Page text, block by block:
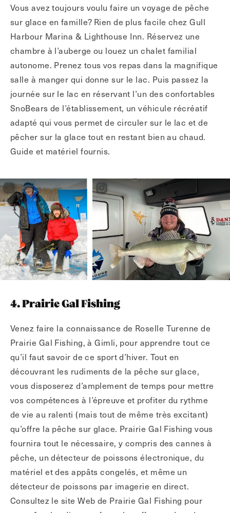
Vous avez toujours voulu faire un voyage de pêche
sur glace en famille? Rien de plus facile chez Gull
Harbour Marina & Lighthouse Inn. Réservez une
chambre à l’auberge ou louez un chalet familial
autonome. Prenez tous vos repas dans la magnifique
salle à manger qui donne sur le lac. Puis passez la
journée sur le lac en réservant l’un des confortables
SnoBears de l’établissement, un véhicule récréatif
adapté qui vous permet de circuler sur le lac et de
pêcher sur la glace tout en restant bien au chaud.
Guide et matériel fournis.
4. Prairie Gal Fishing
Venez faire la connaissance de Roselle Turenne de
Prairie Gal Fishing, à Gimli, pour apprendre tout ce
qu’il faut savoir de ce sport d’hiver. Tout en
découvrant les rudiments de la pêche sur glace,
vous disposerez d’amplement de temps pour mettre
vos compétences à l’épreuve et profiter du rythme
de vie au ralenti (mais tout de même très excitant)
qu’offre la pêche sur glace. Prairie Gal Fishing vous
fournira tout le nécessaire, y compris des cannes à
pêche, un détecteur de poissons électronique, du
matériel et des appâts congelés, et même un
détecteur de poissons par imagerie en direct.
Consultez le site Web de Prairie Gal Fishing pour